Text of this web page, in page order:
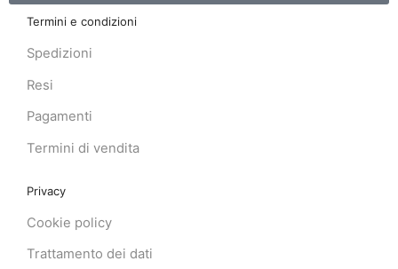
Termini e condizioni
Spedizioni
Resi
Pagamenti
Termini di vendita
Privacy
Cookie policy
Trattamento dei dati